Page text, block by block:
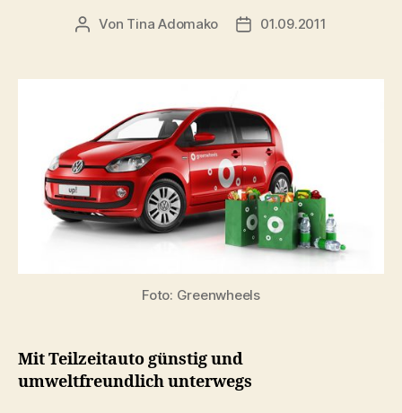
Beitragsautor
Von Tina Adomako Veröffentlichungsdatum
01.09.2011
Foto: Greenwheels
Mit Teilzeitauto günstig und
umweltfreundlich unterwegs